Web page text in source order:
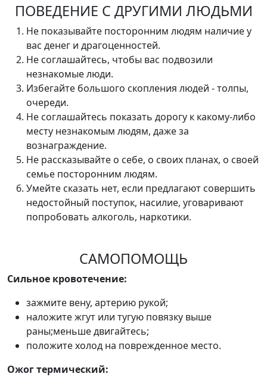
ПОВЕДЕНИЕ С ДРУГИМИ ЛЮДЬМИ
Не показывайте посторонним людям наличие у
вас денег и драгоценностей.
Не соглашайтесь, чтобы вас подвозили
незнакомые люди.
Избегайте большого скопления людей - толпы,
очереди.
Не соглашайтесь показать дорогу к какому-либо
месту незнакомым людям, даже за
вознаграждение.
Не рассказывайте о себе, о своих планах, о своей
семье посторонним людям.
Умейте сказать нет, если предлагают совершить
недостойный поступок, насилие, уговаривают
попробовать алкоголь, наркотики.
САМОПОМОЩЬ
Сильное кровотечение:
зажмите вену, артерию рукой;
наложите жгут или тугую повязку выше
раны;меньше двигайтесь;
положите холод на поврежденное место.
Ожог термический: